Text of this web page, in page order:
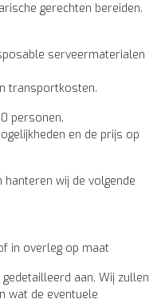
gerechten bereiden.
serveermaterialen
transportkosten.
personen.
en de prijs op
wij de volgende
in overleg op maat
aan. Wij zullen
wat de eventuele